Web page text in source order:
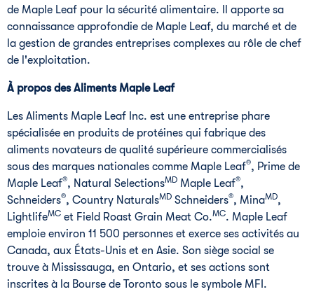
de Maple Leaf pour la sécurité alimentaire. Il apporte sa
connaissance approfondie de Maple Leaf, du marché et de
la gestion de grandes entreprises complexes au rôle de chef
de l'exploitation.
À propos des Aliments Maple Leaf
Les Aliments Maple Leaf Inc. est une entreprise phare
spécialisée en produits de protéines qui fabrique des
aliments novateurs de qualité supérieure commercialisés
sous des marques nationales comme Maple Leaf®, Prime de
Maple Leaf®, Natural SelectionsMD Maple Leaf®,
Schneiders®, Country NaturalsMD Schneiders®, MinaMD,
LightlifeMC et Field Roast Grain Meat Co.MC. Maple Leaf
emploie environ 11 500 personnes et exerce ses activités au
Canada, aux États-Unis et en Asie. Son siège social se
trouve à Mississauga, en Ontario, et ses actions sont
inscrites à la Bourse de Toronto sous le symbole MFI.